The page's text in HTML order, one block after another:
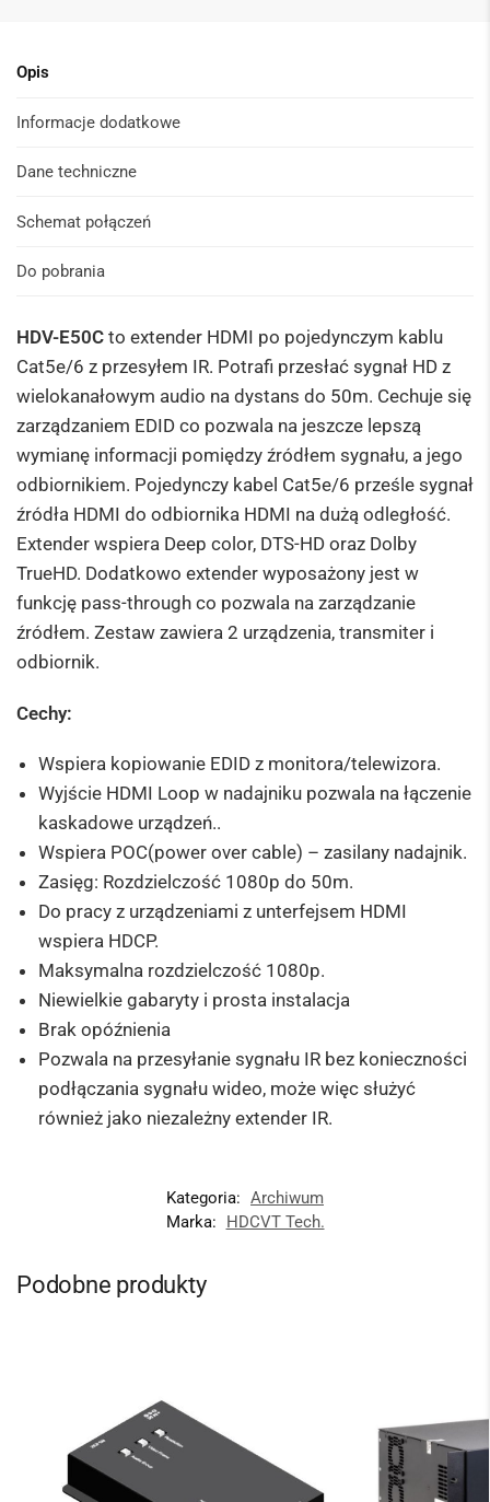
Opis
Informacje dodatkowe
Dane techniczne
Schemat połączeń
Do pobrania
HDV-E50C to extender HDMI po pojedynczym kablu
Cat5e/6 z przesyłem IR. Potrafi przesłać sygnał HD z
wielokanałowym audio na dystans do 50m. Cechuje się
zarządzaniem EDID co pozwala na jeszcze lepszą
wymianę informacji pomiędzy źródłem sygnału, a jego
odbiornikiem. Pojedynczy kabel Cat5e/6 prześle sygnał
źródła HDMI do odbiornika HDMI na dużą odległość.
Extender wspiera Deep color, DTS-HD oraz Dolby
TrueHD. Dodatkowo extender wyposażony jest w
funkcję pass-through co pozwala na zarządzanie
źródłem. Zestaw zawiera 2 urządzenia, transmiter i
odbiornik.
Cechy:
Wspiera kopiowanie EDID z monitora/telewizora.
Wyjście HDMI Loop w nadajniku pozwala na łączenie
kaskadowe urządzeń..
Wspiera POC(power over cable) – zasilany nadajnik.
Zasięg: Rozdzielczość 1080p do 50m.
Do pracy z urządzeniami z unterfejsem HDMI
wspiera HDCP.
Maksymalna rozdzielczość 1080p.
Niewielkie gabaryty i prosta instalacja
Brak opóźnienia
Pozwala na przesyłanie sygnału IR bez konieczności
podłączania sygnału wideo, może więc służyć
również jako niezależny extender IR.
Kategoria: Archiwum
Marka:
HDCVT Tech.
Podobne produkty